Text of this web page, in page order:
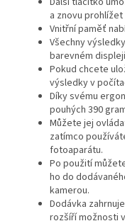
a znovu
Vnitřní paměť
Všechny
barevném
Pokud chcete
výsledky v
Díky svému
pouhých 390
Můžete jej
zatímco
fotoaparátu.
Po použití
ho do
kamerou.
Dodávka
rozšíří možnosti